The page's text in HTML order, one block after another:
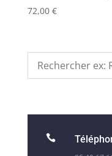
72,00 €
